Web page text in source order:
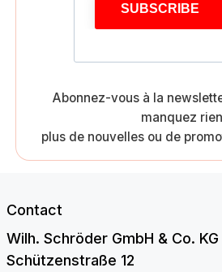
SUBSCRIBE
Abonnez-vous à la
manquez rien
plus de nouvelles ou de
Contact
Wilh. Schröder GmbH & Co.
Schützenstraße 12